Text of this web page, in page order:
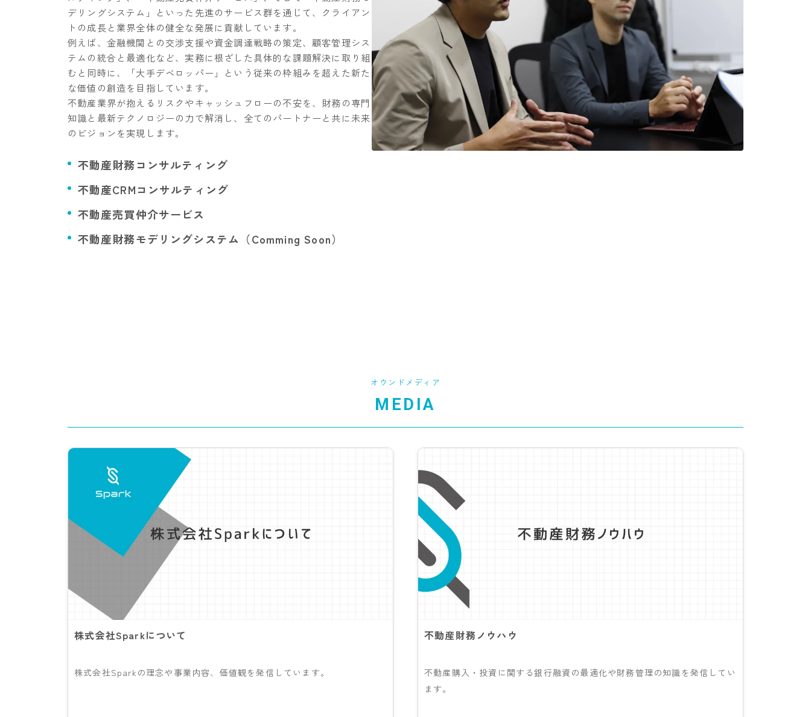
デリングシステム」といった先進のサービス群を通じて、クライアン
トの成長と業界全体の健全な発展に貢献しています。
例えば、金融機関との交渉支援や資金調達戦略の策定、顧客管理シス
テムの統合と最適化など、実務に根ざした具体的な課題解決に取り組
むと同時に、「大手デベロッパー」という従来の枠組みを超えた新た
な価値の創造を目指しています。
不動産業界が抱えるリスクやキャッシュフローの不安を、財務の専門
知識と最新テクノロジーの力で解消し、全てのパートナーと共に未来
のビジョンを実現します。
不動産財務コンサルティング
不動産CRMコンサルティング
不動産売買仲介サービス
不動産財務モデリングシステム（Comming Soon）
オウンドメディア
MEDIA
株式会社Sparkについて
株式会社Sparkの理念や事業内容、価値観を発信しています。
不動産財務ノウハウ
不動産購入・投資に関する銀行融資の最適化や財務管理の知識を発信してい
ます。